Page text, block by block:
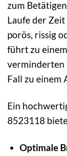
zum
Laufe der
porös, rissig
führt zu
verminderten
Fall zu einem
Ein
8523118
Optimale